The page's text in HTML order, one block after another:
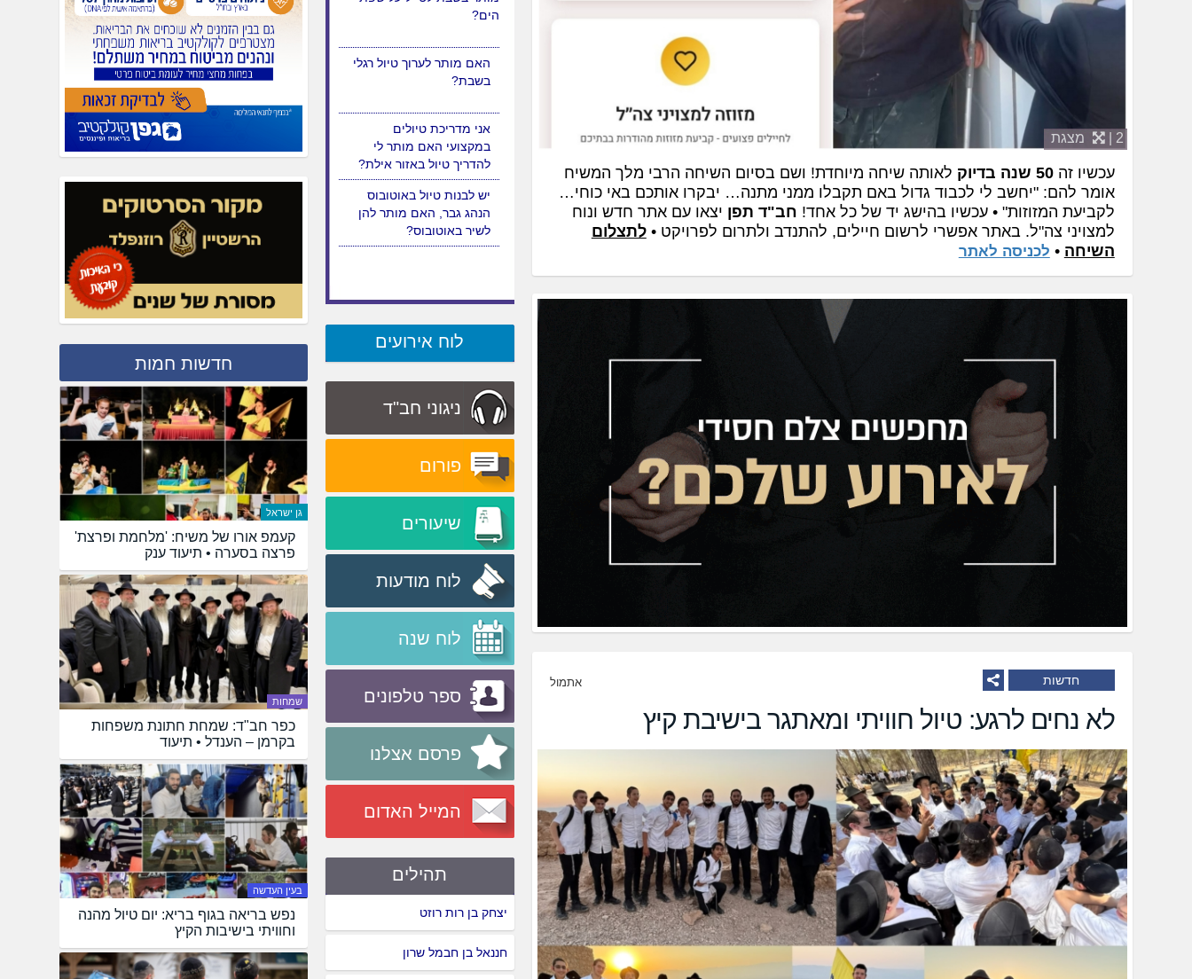
2 | מצגת
עכשיו זה 50 שנה בדיוק
לאותה שיחה מיוחדת! ושם בסיום השיחה הרבי מלך המשיח
אומר להם: "יחשב לי לכבוד גדול באם תקבלו ממני מתנה… יבקרו אותכם באי כוחי…
לקביעת המזוזות" • עכשיו בהישג יד של כל אחד! חב"ד תפן יצאו עם אתר חדש ונוח
למצויני צה"ל. באתר אפשרי לרשום חיילים, להתנדב ולתרום לפרויקט •לתצלום
השיחה • לכניסה לאתר
חדשות אתמול
לא נחים לרגע: טיול חוויתי ומאתגר בישיבת קיץ
לטיול?
מותר בשבת לטייל על שפת
הים?
האם מותר לערוך טיול רגלי
בשבת?
אני מדריכת טיולים
במקצועי האם מותר לי
להדריך טיול באזור אילת?
לוח אירועים
ניגוני חב"ד
פורום
שיעורים
לוח מודעות
לוח שנה
ספר טלפונים
פרסם אצלנו
המייל האדום
תהילים
יצחק בן רות רוזט
חננאל בן חבמל שרון
חדשות חמות
גן ישראל
קעמפ אורו של משיח: 'מלחמת ופרצת'
פרצה בסערה • תיעוד ענק
שמחות
כפר חב"ד: שמחת חתונת משפחות
בקרמן – הענדל • תיעוד
בעין העדשה
נפש בריאה בגוף בריא: יום טיול מהנה
וחוויתי בישיבות הקיץ